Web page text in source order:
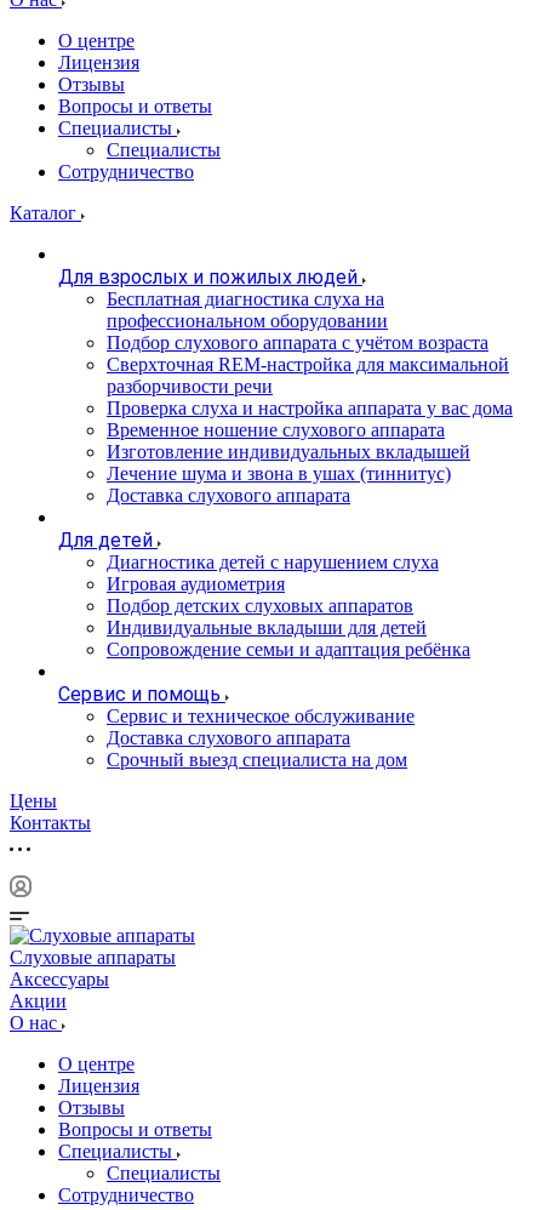
О центре
Лицензия
Отзывы
Вопросы и ответы
Специалисты
Специалисты
Сотрудничество
Каталог
Для взрослых и пожилых людей
Бесплатная диагностика слуха на
профессиональном оборудовании
Подбор слухового аппарата с учётом возраста
Сверхточная REM-настройка для максимальной
разборчивости речи
Проверка слуха и настройка аппарата у вас дома
Временное ношение слухового аппарата
Изготовление индивидуальных вкладышей
Лечение шума и звона в ушах (тиннитус)
Доставка слухового аппарата
Для детей
Диагностика детей с нарушением слуха
Игровая аудиометрия
Подбор детских слуховых аппаратов
Индивидуальные вкладыши для детей
Сопровождение семьи и адаптация ребёнка
Сервис и помощь
Сервис и техническое обслуживание
Доставка слухового аппарата
Срочный выезд специалиста на дом
Цены
Контакты
Слуховые аппараты
Аксессуары
Акции
О нас
О центре
Лицензия
Отзывы
Вопросы и ответы
Специалисты
Специалисты
Сотрудничество